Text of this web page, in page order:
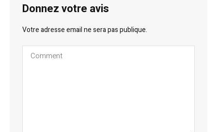
Donnez votre avis
Votre adresse email ne sera pas publique.